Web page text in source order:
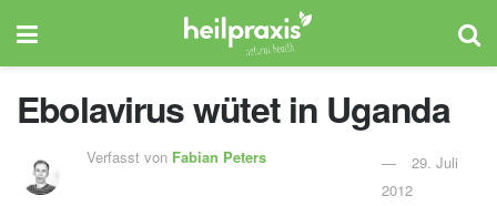
Ebolavirus wütet in Uganda
Verfasst von Fabian Peters
29. Juli
2012